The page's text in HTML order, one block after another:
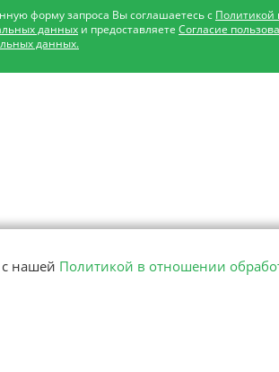
форму запроса Вы соглашаетесь с
данных и предоставляете Согласие
данных.
с нашей Политикой в отношении